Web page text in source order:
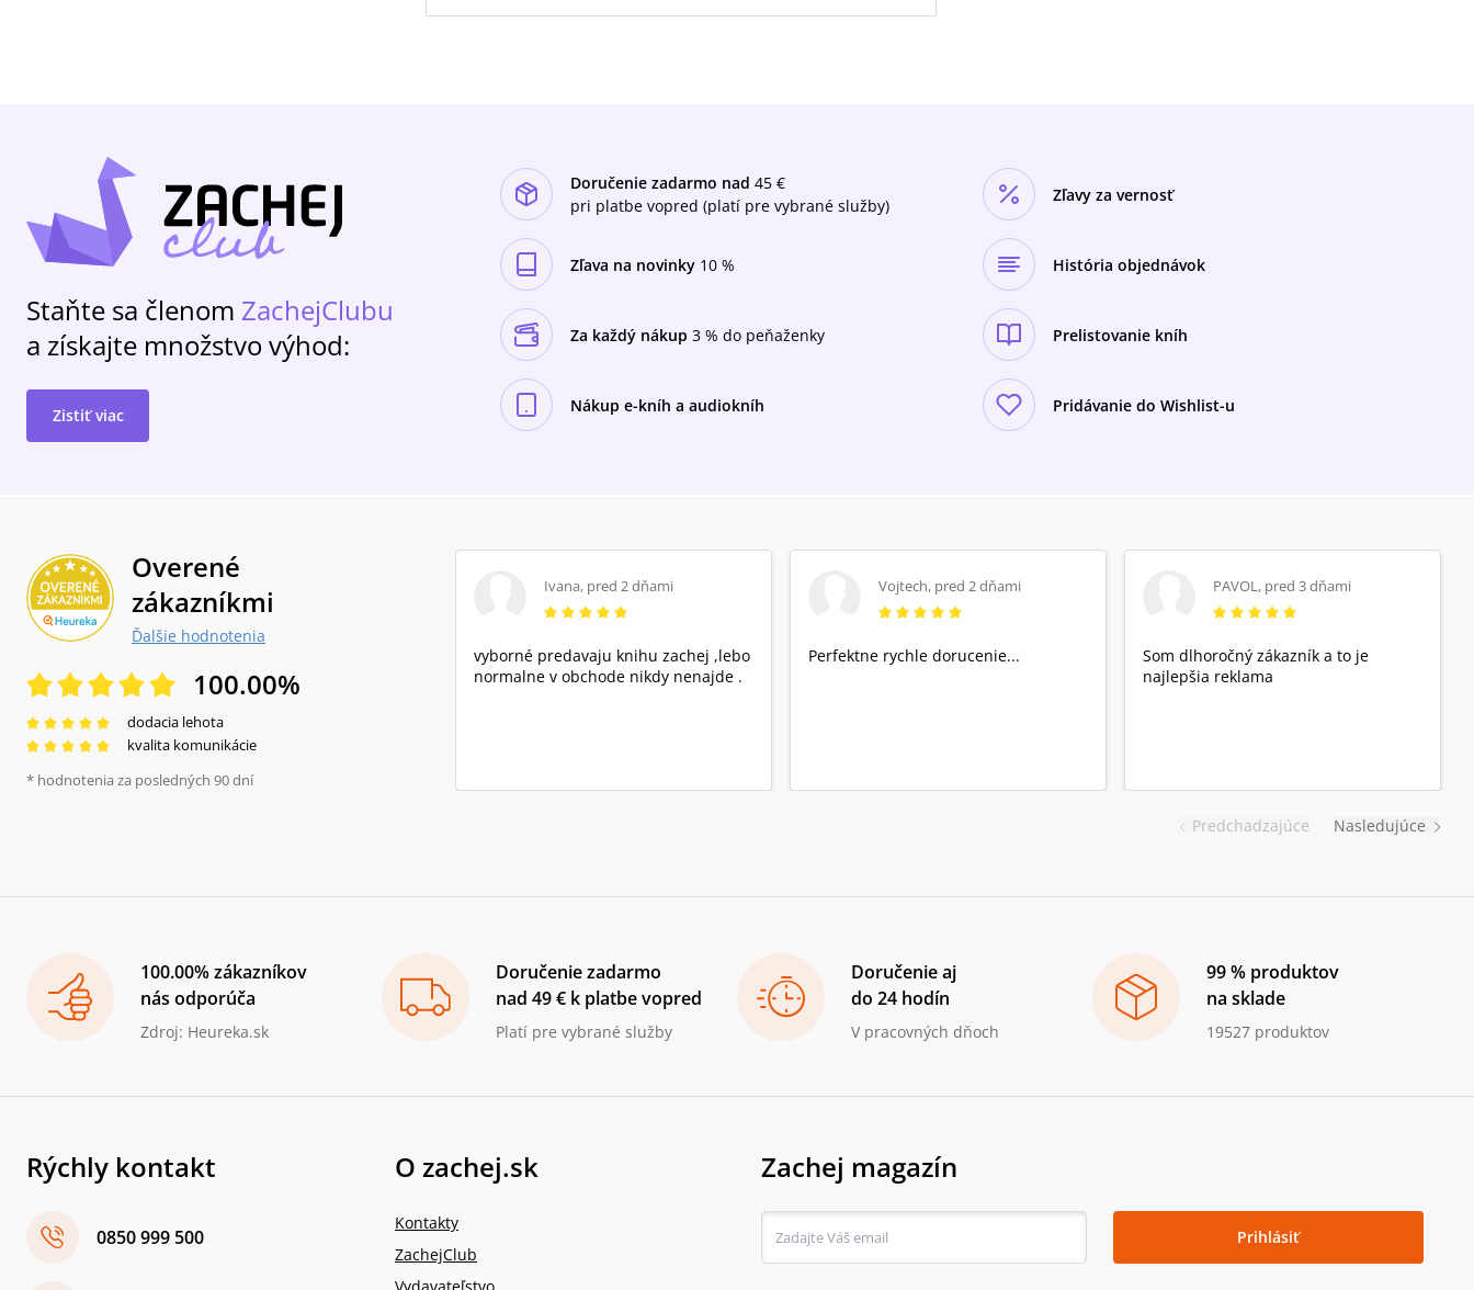
Staňte sa členom ZachejClubu
a získajte množstvo výhod:
Zistiť viac
Doručenie zadarmo nad 45 €
pri platbe vopred (platí pre vybrané služby)
Zľavy za vernosť
Zľava na novinky 10 % História objednávok
Za každý nákup 3 % do peňaženky Prelistovanie kníh
Nákup e-kníh a audiokníh Pridávanie do Wishlist-u
Overené
zákazníkmi
Ďalšie hodnotenia
100.00%
dodacia lehota
kvalita komunikácie
* hodnotenia za posledných 90 dní
Predchadzajúce
Ivana, pred 2 dňami
vyborné predavaju knihu zachej ,lebo
normalne v obchode nikdy nenajde .
Vojtech, pred 2 dňami
Perfektne rychle dorucenie...
PAVOL, pred 3 dňami
Som dlhoročný zákazník a to je
najlepšia reklama
Nasledujúce
100.00% zákazníkov
nás odporúča
Zdroj: Heureka.sk
Doručenie zadarmo
nad 49 € k platbe vopred
Platí pre vybrané služby
Doručenie aj
do 24 hodín
V pracovných dňoch
99 % produktov
na sklade
19527 produktov
Rýchly kontakt
0850 999 500
O zachej.sk
Kontakty
ZachejClub
Zachej magazín
Prihlásiť